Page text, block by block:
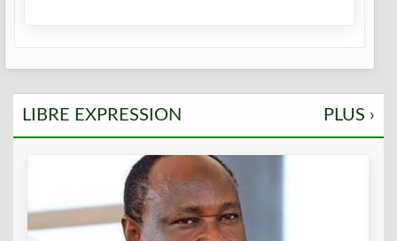
LIBRE EXPRESSION PLUS ›